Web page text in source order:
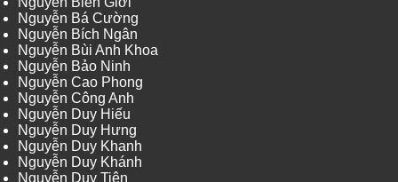
Nguyễn Bá Cường
Nguyễn Bích Ngân
Nguyễn Bùi Anh Khoa
Nguyễn Bảo Ninh
Nguyễn Cao Phong
Nguyễn Công Anh
Nguyễn Duy Hiếu
Nguyễn Duy Hưng
Nguyễn Duy Khanh
Nguyễn Duy Khánh
Nguyễn Duy Tiên